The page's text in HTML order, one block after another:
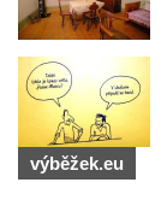
výběžek.eu